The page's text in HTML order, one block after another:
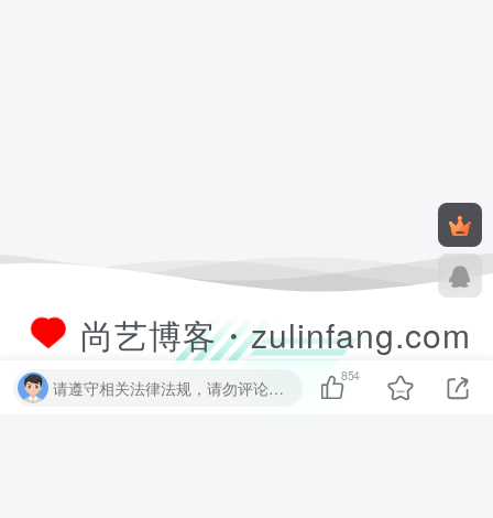
尚艺博客・zulinfang.com
请遵守相关法律法规，请勿评论纯表情、纯数字、纯英文、乱码文字等无用信息，否则关7 天小黑屋！
854